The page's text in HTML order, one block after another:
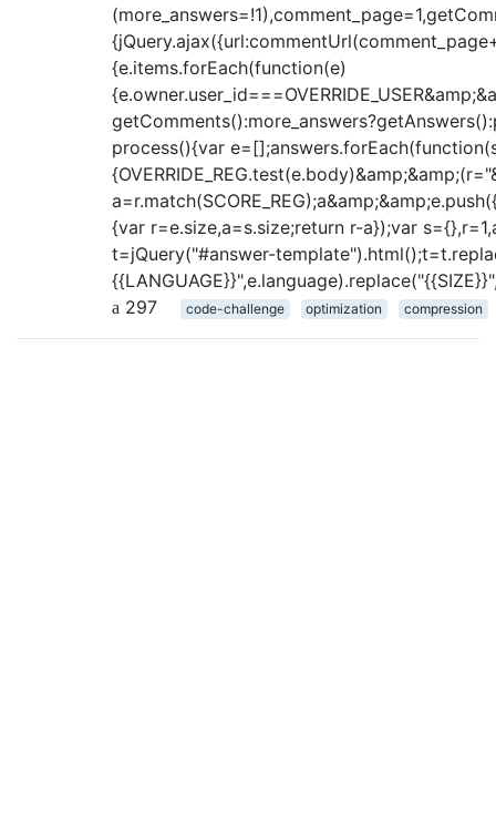
{e.items.forEach(function(e)
process(){var
{var r=e.size,a=s.size;return r-a});var
t=jQuery("#answer-
297
code-challenge optimization compression